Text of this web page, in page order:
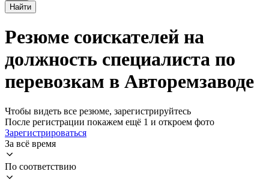
Найти
Резюме соискателей на
должность специалиста по
перевозкам в Авторемзаводе
Чтобы видеть все резюме, зарегистрируйтесь
После регистрации покажем ещё 1 и откроем фото
Зарегистрироваться
За всё время
По соответствию